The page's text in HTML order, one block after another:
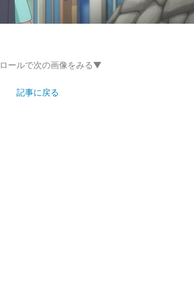
ールで次の画像をみる▼
記事に戻る